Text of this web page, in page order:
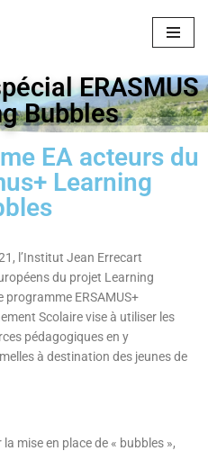
ERASMUS
Bubbles
EA acteurs du
Learning
l’Institut Jean Errecart
du projet Learning
programme ERSAMUS+
Scolaire vise à utiliser les
pédagogiques en y
à destination des jeunes de
mise en place de « bubbles »,